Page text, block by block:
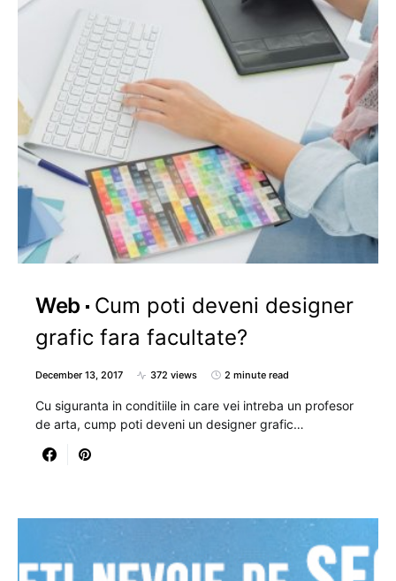
Web
Cum poti deveni designer
grafic fara facultate?
December 13, 2017 372 views 2 minute read
Cu siguranta in conditiile in care vei intreba un profesor
de arta, cump poti deveni un designer grafic…